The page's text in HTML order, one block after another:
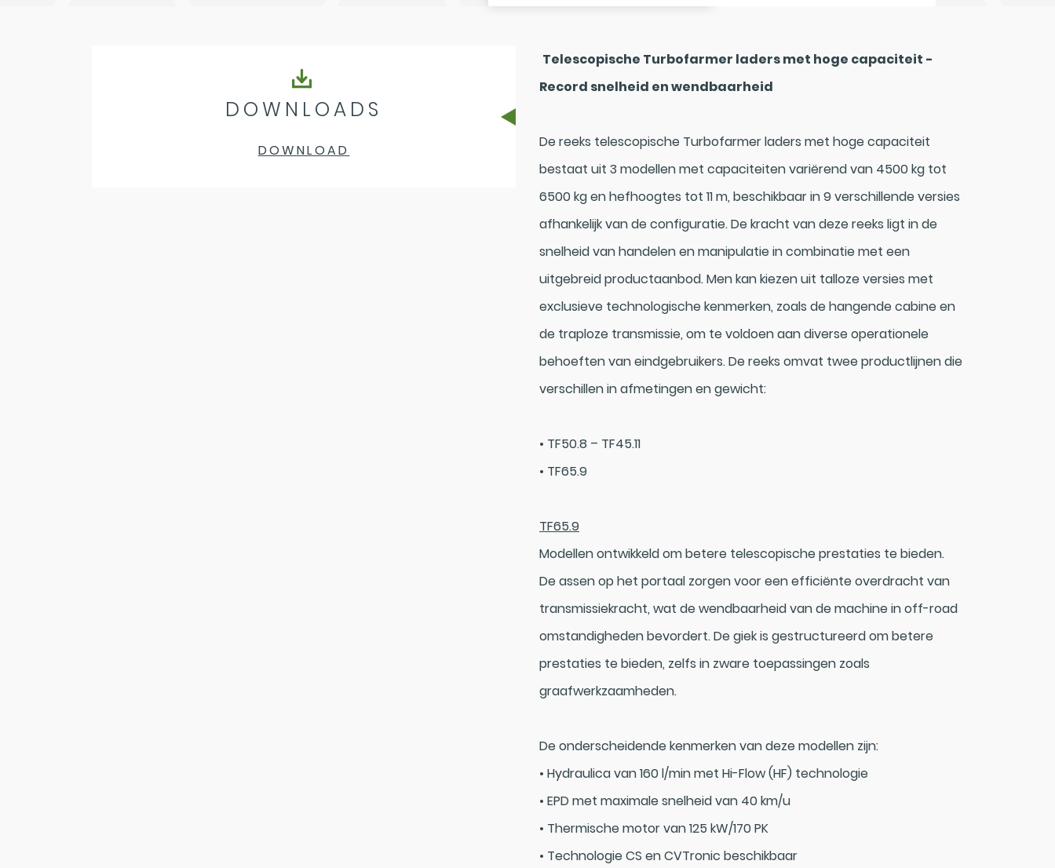
DOWNLOADS
DOWNLOAD
Telescopische Turbofarmer laders met hoge capaciteit -
Record snelheid en wendbaarheid
De reeks telescopische Turbofarmer laders met hoge capaciteit
bestaat uit 3 modellen met capaciteiten variërend van 4500 kg tot
6500 kg en hefhoogtes tot 11 m, beschikbaar in 9 verschillende versies
afhankelijk van de configuratie. De kracht van deze reeks ligt in de
snelheid van handelen en manipulatie in combinatie met een
uitgebreid productaanbod. Men kan kiezen uit talloze versies met
exclusieve technologische kenmerken, zoals de hangende cabine en
de traploze transmissie, om te voldoen aan diverse operationele
behoeften van eindgebruikers. De reeks omvat twee productlijnen die
verschillen in afmetingen en gewicht:
• TF50.8 – TF45.11
• TF65.9
TF65.9
Modellen ontwikkeld om betere telescopische prestaties te bieden.
De assen op het portaal zorgen voor een efficiënte overdracht van
transmissiekracht, wat de wendbaarheid van de machine in off-road
omstandigheden bevordert. De giek is gestructureerd om betere
prestaties te bieden, zelfs in zware toepassingen zoals
graafwerkzaamheden.
De onderscheidende kenmerken van deze modellen zijn:
• Hydraulica van 160 l/min met Hi-Flow (HF) technologie
• EPD met maximale snelheid van 40 km/u
• Thermische motor van 125 kW/170 PK
• Technologie CS en CVTronic beschikbaar